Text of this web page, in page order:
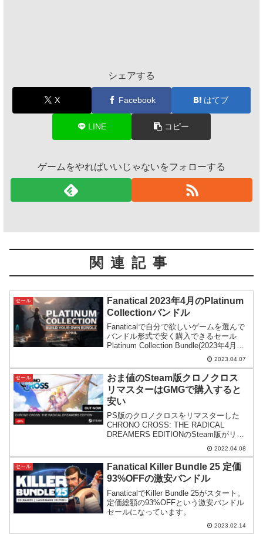
シェアする
X Facebook はてブ
LINE コピー
ゲームをやればいいじゃないをフォローする
関連記事
セール
Fanatical 2023年4月のPlatinum
Collectionバンドル
Fanaticalで自分で欲しいゲームを選んで
バンドル形式で安く購入できるセール
Platinum Collection Bundle(2023年4月度)
がスタート。私の注目はBlack Bookと
2023.04.07
セール
おま値のSteam版クロノクロス
リマスターはGMGで購入すると
安い
PS版のクロノクロスをリマスターした
CHRONO CROSS: THE RADICAL
DREAMERS EDITIONのSteam版がリリ
ース。GMGではSteamの日本人向け高額
設定を避けて安く購入できます。
2022.04.08
セール
Fanatical Killer Bundle 25 定価
93%OFFの激安バンドル
FanaticalでKiller Bundle 25がスタート。
定価総額の93%OFFという激安バンドル
セールになっています。
2023.02.14